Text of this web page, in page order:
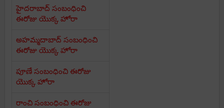
హైదరాబాద్ సంబంధించి
ఈరోజు యొక్క హోరా
అహమ్మదాబాద్ సంబంధించి
ఈరోజు యొక్క హోరా
పూణే సంబంధించి ఈరోజు
యొక్క హోరా
రాంచి సంబంధించి ఈరోజు